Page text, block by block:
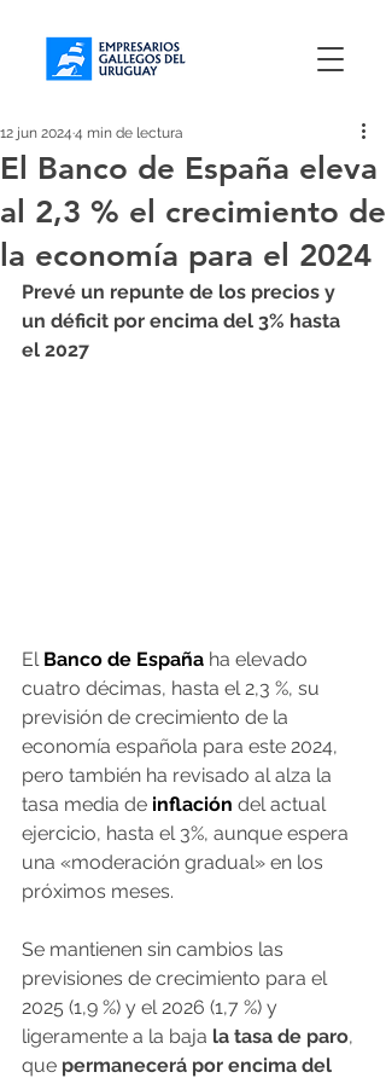
El Banco de España eleva
al 2,3 % el crecimiento de
la economía para el 2024
12 jun 2024 4 min de lectura
Prevé un repunte de los precios y
un déficit por encima del 3% hasta
el 2027
El Banco de España ha elevado
cuatro décimas, hasta el 2,3 %, su
previsión de crecimiento de la
economía española para este 2024,
pero también ha revisado al alza la
tasa media de inflación del actual
ejercicio, hasta el 3%, aunque espera
una «moderación gradual» en los
próximos meses.
Se mantienen sin cambios las
previsiones de crecimiento para el
2025 (1,9 %) y el 2026 (1,7 %) y
ligeramente a la baja la tasa de paro,
que permanecerá por encima del